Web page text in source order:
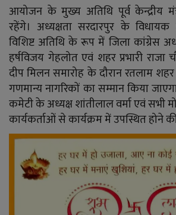
Language
English Hiindi
आयोजन के मुख्य अतिथि पूर्व केन्द्रीय
रहेंगे। अध्यक्षता सरदारपुर के विधायक
विशिष्ट अतिथि के रूप में जिला कांग्रेस
हर्षविजय गेहलोत एवं शहर प्रभारी
दीप मिलन समारोह के दौरान रतलाम
गणमान्य नागरिकों का सम्मान किया
कमेटी के अध्यक्ष शांतीलाल वर्मा एवं सभी
कार्यकर्ताओं से कार्यक्रम में उपस्थित होने